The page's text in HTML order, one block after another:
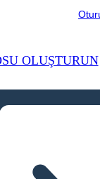
OLUŞTURUN